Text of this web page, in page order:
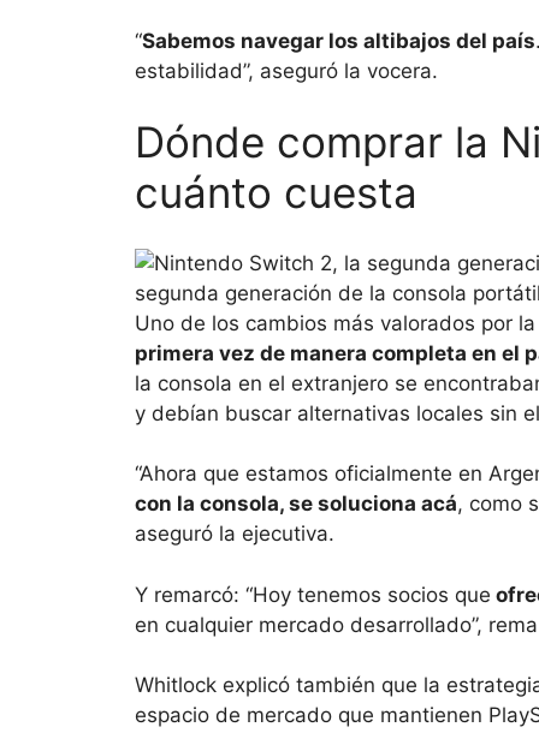
“Sabemos navegar los altibajos del país
estabilidad”, aseguró la vocera.
Dónde comprar la
cuánto cuesta
segunda generación de la consola
Uno de los cambios más valorados por
primera vez de manera completa en el
la consola en el extranjero se
y debían buscar alternativas locales sin
“Ahora que estamos oficialmente en
con la consola, se soluciona acá, como
aseguró la ejecutiva.
Y remarcó: “Hoy tenemos socios que
en cualquier mercado desarrollado”,
Whitlock explicó también que la
espacio de mercado que mantienen